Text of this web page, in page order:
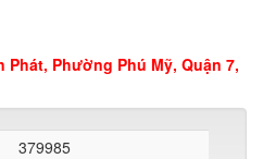
Phát, Phường Phú Mỹ, Quận 7,
379985